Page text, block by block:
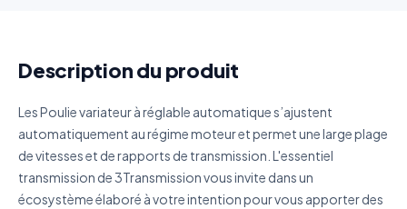
Description du produit
Les Poulie variateur à réglable automatique s’ajustent
automatiquement au régime moteur et permet une large plage
de vitesses et de rapports de transmission. L'essentiel
transmission de 3Transmission vous invite dans un
écosystème élaboré à votre intention pour vous apporter des
J'accepte que mes données soient utilisées pour traiter
ma demande.
Politique de confidentialité
Envoyer ma demande de devis